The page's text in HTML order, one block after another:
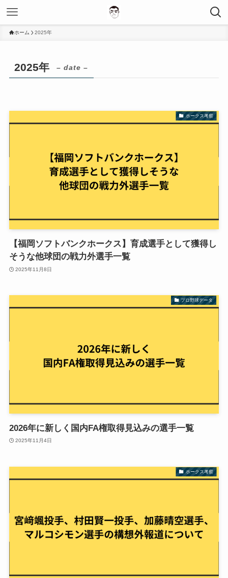
ホーム 2025年
2025年 – date –
ホークス考察
【福岡ソフトバンクホークス】育成選手として獲得し
そうな他球団の戦力外選手一覧
2025年11月8日
プロ野球データ
2026年に新しく国内FA権取得見込みの選手一覧
2025年11月4日
ホークス考察